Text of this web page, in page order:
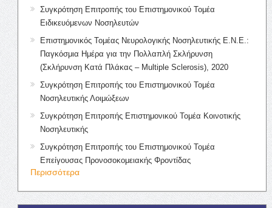
Συγκρότηση Επιτροπής του Επιστημονικού Τομέα
Ειδικευόμενων Νοσηλευτών
Επιστημονικός Τομέας Νευρολογικής Νοσηλευτικής Ε.Ν.Ε.:
Παγκόσμια Ημέρα για την Πολλαπλή Σκλήρυνση
(Σκλήρυνση Κατά Πλάκας – Multiple Sclerosis), 2020
Συγκρότηση Επιτροπής του Επιστημονικού Τομέα
Νοσηλευτικής Λοιμώξεων
Συγκρότηση Επιτροπής Επιστημονικού Τομέα Κοινοτικής
Νοσηλευτικής
Συγκρότηση Επιτροπής του Επιστημονικού Τομέα
Επείγουσας Προνοσοκομειακής Φροντίδας
Περισσότερα